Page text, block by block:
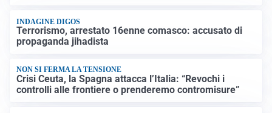
INDAGINE DIGOS
Terrorismo, arrestato 16enne comasco: accusato di
propaganda jihadista
NON SI FERMA LA TENSIONE
Crisi Ceuta, la Spagna attacca l’Italia: “Revochi i
controlli alle frontiere o prenderemo contromisure”